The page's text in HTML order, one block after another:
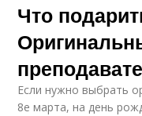
Что
Если нужно выбрать
8е марта, на день